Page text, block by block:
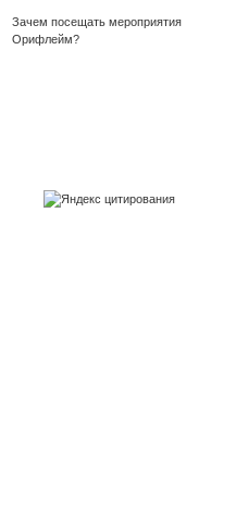
Зачем посещать мероприятия
Орифлейм?